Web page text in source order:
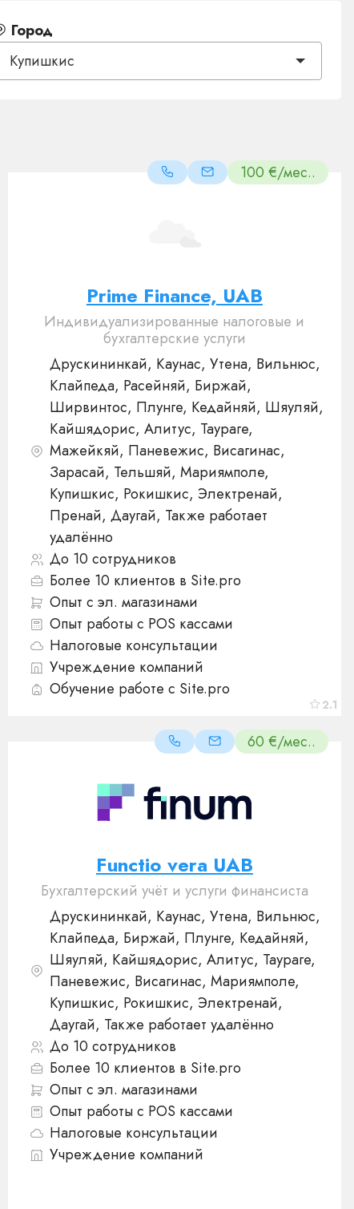
Город
Купишкис
100 €/мес..
2.1
Prime Finance, UAB
Индивидуализированные налоговые и
бухгалтерские услуги
Друскининкай, Каунас, Утена, Вильнюс,
Клайпеда, Расейняй, Биржай,
Ширвинтос, Плунге, Кедайняй, Шяуляй,
Кайшядорис, Алитус, Таураге,
Мажейкяй, Паневежис, Висагинас,
Зарасай, Тельшяй, Мариямполе,
Купишкис, Рокишкис, Электренай,
Пренай, Даугай, Также работает
удалённо
До 10 сотрудников
Более 10 клиентов в Site.pro
Опыт с эл. магазинами
Опыт работы с POS кассами
Налоговые консультации
Учреждение компаний
Обучение работе с Site.pro
60 €/мес..
Functio vera UAB
Бухгалтерский учёт и услуги финансиста
Друскининкай, Каунас, Утена, Вильнюс,
Клайпеда, Биржай, Плунге, Кедайняй,
Шяуляй, Кайшядорис, Алитус, Таураге,
Паневежис, Висагинас, Мариямполе,
Купишкис, Рокишкис, Электренай,
Даугай, Также работает удалённо
До 10 сотрудников
Более 10 клиентов в Site.pro
Опыт с эл. магазинами
Опыт работы с POS кассами
Налоговые консультации
Учреждение компаний